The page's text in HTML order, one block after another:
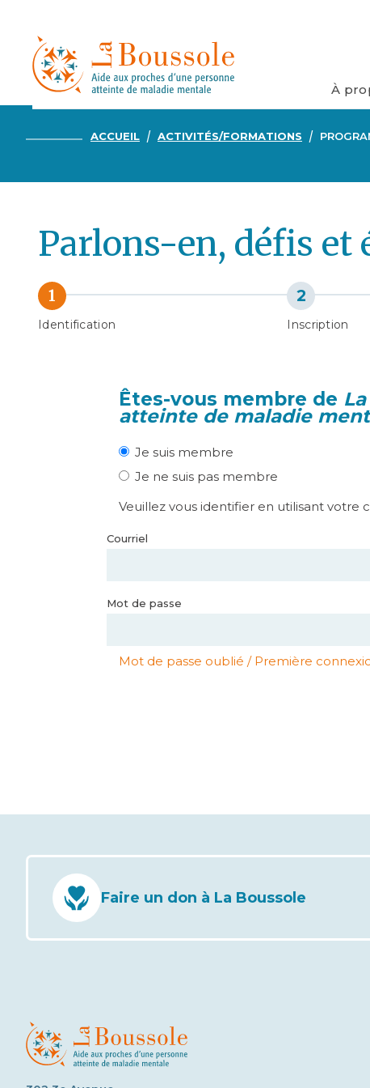
À
ACCUEIL ACTIVITÉS/FORMATIONS
Parlons-en, défis et
Identification Inscription
Êtes-vous membre de
atteinte de maladie
Je suis membre
Je ne suis pas membre
Veuillez vous identifier en utilisant votre
Courriel
Mot de passe
Mot de passe oublié / Première
Faire un don à La Boussole